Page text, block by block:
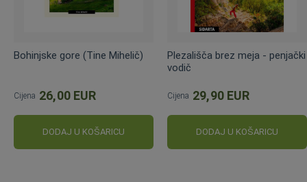
Bohinjske gore (Tine Mihelič)
Cijena 26,00 EUR
DODAJ U KOŠARICU
Plezališča brez meja - penjački
vodič
Cijena 29,90 EUR
DODAJ U KOŠARICU